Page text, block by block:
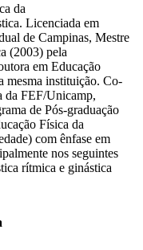
da
Licenciada em
de Campinas, Mestre
(2003) pela
em Educação
mesma instituição. Co-
da FEF/Unicamp,
de Pós-graduação
Física da
com ênfase em
nos seguintes
rítmica e ginástica